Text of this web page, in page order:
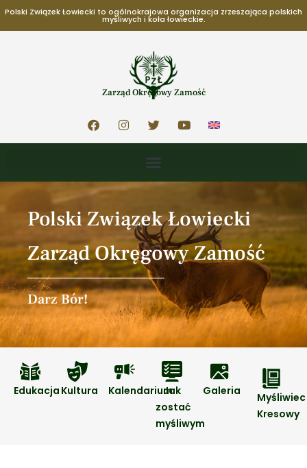
Polski Związek Łowiecki to ogólnokrajowa organizacja zrzeszająca polskich
myśliwych i koła łowieckie.
Zarząd Okręgowy Zamość
Polski Związek Łowiecki
Zarząd Okręgowy Zamość
Darz Bór!
Edukacja Kultura KalendariumJak
zostać
myśliwym
Galeria
Myśliwiec
Kresowy